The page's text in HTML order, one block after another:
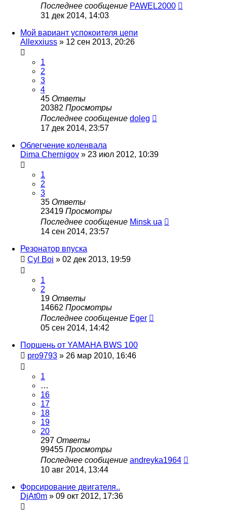
Последнее сообщение PAWEL2000
31 дек 2014, 14:03
Мой вариант успокоителя цепи
Allexxiuss » 12 сен 2013, 20:26
1
2
3
4
45 Ответы
20382 Просмотры
Последнее сообщение doleg
17 дек 2014, 23:57
Облегчение коленвала
Dima Chernigov » 23 июл 2012, 10:39
1
2
3
35 Ответы
23419 Просмотры
Последнее сообщение Minsk ua
14 сен 2014, 23:57
Резонатор впуска
Cyl Boi » 02 дек 2013, 19:59
1
2
19 Ответы
14662 Просмотры
Последнее сообщение Eger
05 сен 2014, 14:42
Поршень от YAMAHA BWS 100
pro9793 » 26 мар 2010, 16:46
1
…
16
17
18
19
20
297 Ответы
99455 Просмотры
Последнее сообщение andreyka1964
10 авг 2014, 13:44
Форсирование двигателя..
DjAt0m » 09 окт 2012, 17:36